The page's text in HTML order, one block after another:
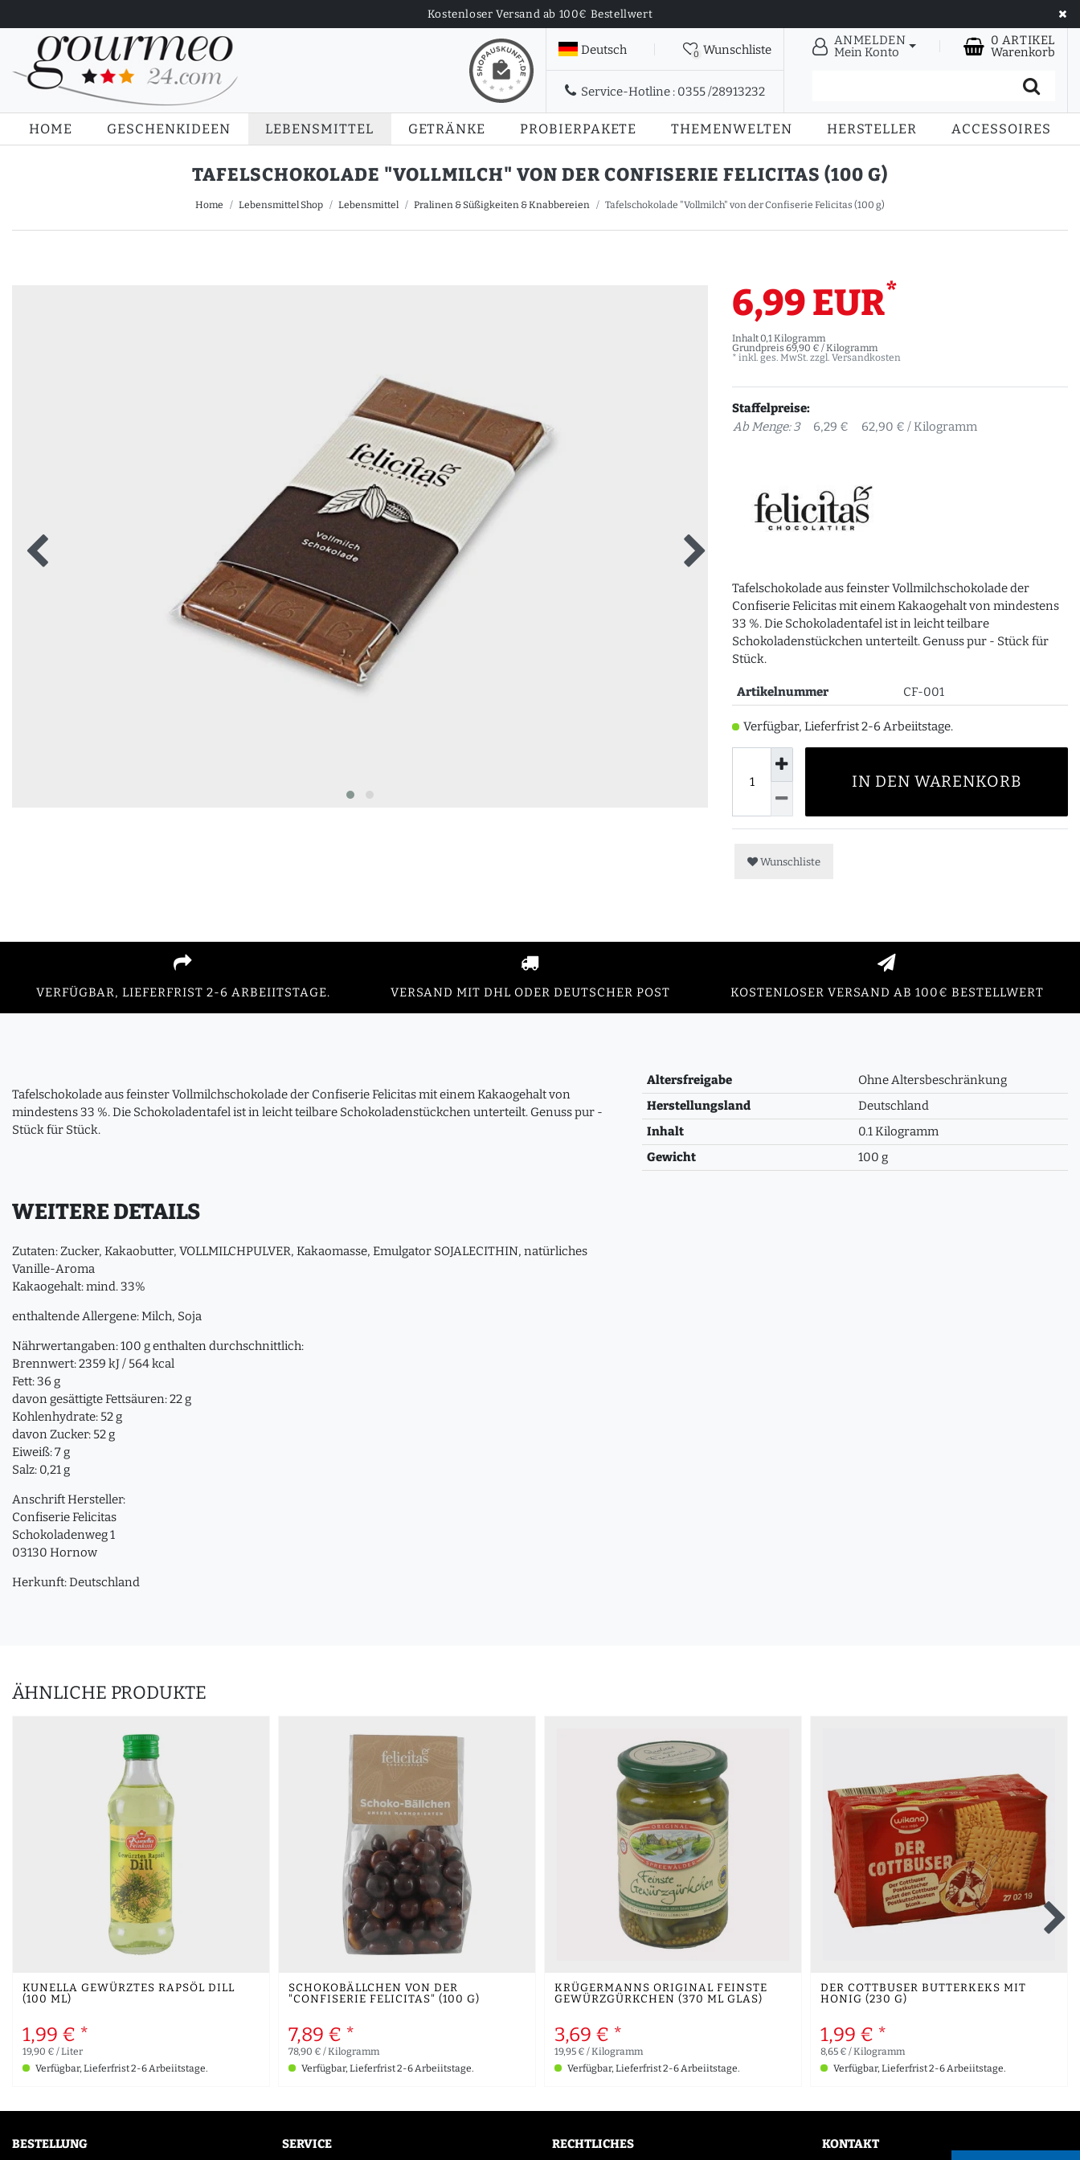
Kostenloser Versand ab 100€ Bestellwert
Deutsch 0 Wunschliste
Service-Hotline : 0355 /28913232
ANMELDEN
Mein Konto
0 ARTIKEL
Warenkorb
HOME GESCHENKIDEEN LEBENSMITTEL GETRÄNKE PROBIERPAKETE THEMENWELTEN HERSTELLER ACCESSOIRES
TAFELSCHOKOLADE "VOLLMILCH" VON DER CONFISERIE FELICITAS (100 G)
Home Lebensmittel Shop Lebensmittel Pralinen & Süßigkeiten & Knabbereien Tafelschokolade "Vollmilch" von der Confiserie Felicitas (100 g)
6,99 EUR*
Inhalt0,1 Kilogramm
Grundpreis 69,90 € / Kilogramm
* inkl. ges. MwSt. zzgl. Versandkosten
Staffelpreise:
Ab Menge: 3
6,29 € 62,90 € / Kilogramm
Tafelschokolade aus feinster Vollmilchschokolade der
Confiserie Felicitas mit einem Kakaogehalt von mindestens
33 %. Die Schokoladentafel ist in leicht teilbare
Schokoladenstückchen unterteilt. Genuss pur - Stück für
Stück.
Artikelnummer CF-001
Verfügbar, Lieferfrist 2-6 Arbeiitstage.
IN DEN WARENKORB
Wunschliste
VERFÜGBAR, LIEFERFRIST 2-6 ARBEIITSTAGE. VERSAND MIT DHL ODER DEUTSCHER POST KOSTENLOSER VERSAND AB 100€ BESTELLWERT
Tafelschokolade aus feinster Vollmilchschokolade der Confiserie Felicitas mit einem Kakaogehalt von
mindestens 33 %. Die Schokoladentafel ist in leicht teilbare Schokoladenstückchen unterteilt. Genuss pur -
Stück für Stück.
WEITERE DETAILS
Zutaten: Zucker, Kakaobutter, VOLLMILCHPULVER, Kakaomasse, Emulgator SOJALECITHIN, natürliches
Vanille-Aroma
Kakaogehalt: mind. 33%
enthaltende Allergene: Milch, Soja
Nährwertangaben: 100 g enthalten durchschnittlich:
Brennwert: 2359 kJ / 564 kcal
Fett: 36 g
davon gesättigte Fettsäuren: 22 g
Kohlenhydrate: 52 g
davon Zucker: 52 g
Eiweiß: 7 g
Salz: 0,21 g
Anschrift Hersteller:
Confiserie Felicitas
Schokoladenweg 1
03130 Hornow
Herkunft: Deutschland
Altersfreigabe
Ohne Altersbeschränkung
Herstellungsland
Deutschland
Inhalt
0.1 Kilogramm
Gewicht
100 g
ÄHNLICHE PRODUKTE
KUNELLA GEWÜRZTES RAPSÖL DILL
(100 ML)
1,99 € *
19,90 € / Liter
Verfügbar, Lieferfrist 2-6 Arbeiitstage.
SCHOKOBÄLLCHEN VON DER
"CONFISERIE FELICITAS" (100 G)
7,89 € *
78,90 € / Kilogramm
Verfügbar, Lieferfrist 2-6 Arbeiitstage.
KRÜGERMANNS ORIGINAL FEINSTE
GEWÜRZGÜRKCHEN (370 ML GLAS)
3,69 € *
19,95 € / Kilogramm
Verfügbar, Lieferfrist 2-6 Arbeiitstage.
DER COTTBUSER BUTTERKEKS MIT
HONIG (230 G)
1,99 € *
8,65 € / Kilogramm
Verfügbar, Lieferfrist 2-6 Arbeiitstage.
BESTELLUNG SERVICE RECHTLICHES KONTAKT